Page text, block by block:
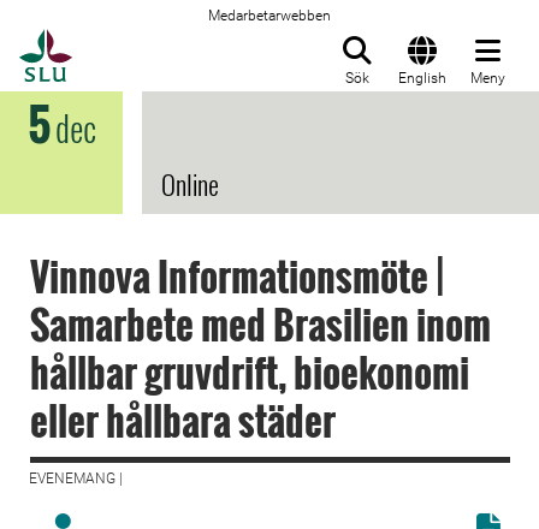
Medarbetarwebben
Sök English Meny
5dec
Online
Vinnova Informationsmöte |
Samarbete med Brasilien inom
hållbar gruvdrift, bioekonomi
eller hållbara städer
EVENEMANG |